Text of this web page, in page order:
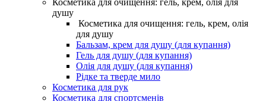
душу
Косметика для очищення: гель, крем, олія
для душу
Бальзам, крем для душу (для купання)
Гель для душу (для купання)
Олія для душу (для купання)
Рідке та тверде мило
Косметика для рук
Косметика для спортсменів